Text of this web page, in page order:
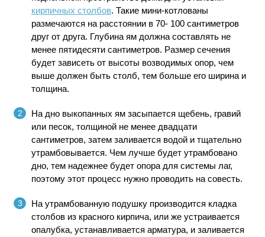
кирпичных столбов. Такие мини-котлованы
размечаются на расстоянии в 70- 100 сантиметров
друг от друга. Глубина ям должна составлять не
менее пятидесяти сантиметров. Размер сечения
будет зависеть от высоты возводимых опор, чем
выше должен быть столб, тем больше его ширина и
толщина.
На дно выкопанных ям засыпается щебень, гравий
или песок, толщиной не менее двадцати
сантиметров, затем заливается водой и тщательно
утрамбовывается. Чем лучше будет утрамбовано
дно, тем надежнее будет опора для системы лаг,
поэтому этот процесс нужно проводить на совесть.
На утрамбованную подушку производится кладка
столбов из красного кирпича, или же устраивается
опалубка, устанавливается арматура, и заливается